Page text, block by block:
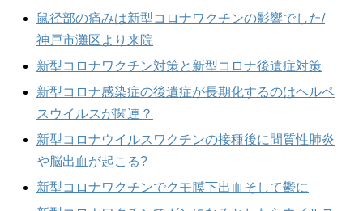
鼠径部の痛みは新型コロナワクチンの影響でした/
神戸市灘区より来院
新型コロナワクチン対策と新型コロナ後遺症対策
新型コロナ感染症の後遺症が長期化するのはヘルペ
スウイルスが関連？
新型コロナウイルスワクチンの接種後に間質性肺炎
や脳出血が起こる?
新型コロナワクチンでクモ膜下出血そして鬱に